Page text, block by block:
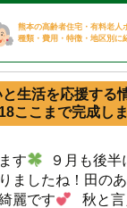
熊本の高齢者住宅・有料老人
種類・費用・特徴・地区別に
生活を応援する
ここまで完成し
す
９月も後半
ましたね！田の
麗です
秋と言